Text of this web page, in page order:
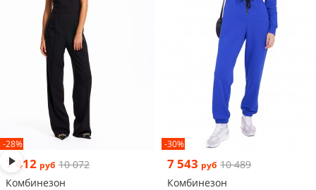
-28%
7 412 руб 10 072
Комбинезон
-30%
7 543 руб 10 489
Комбинезон